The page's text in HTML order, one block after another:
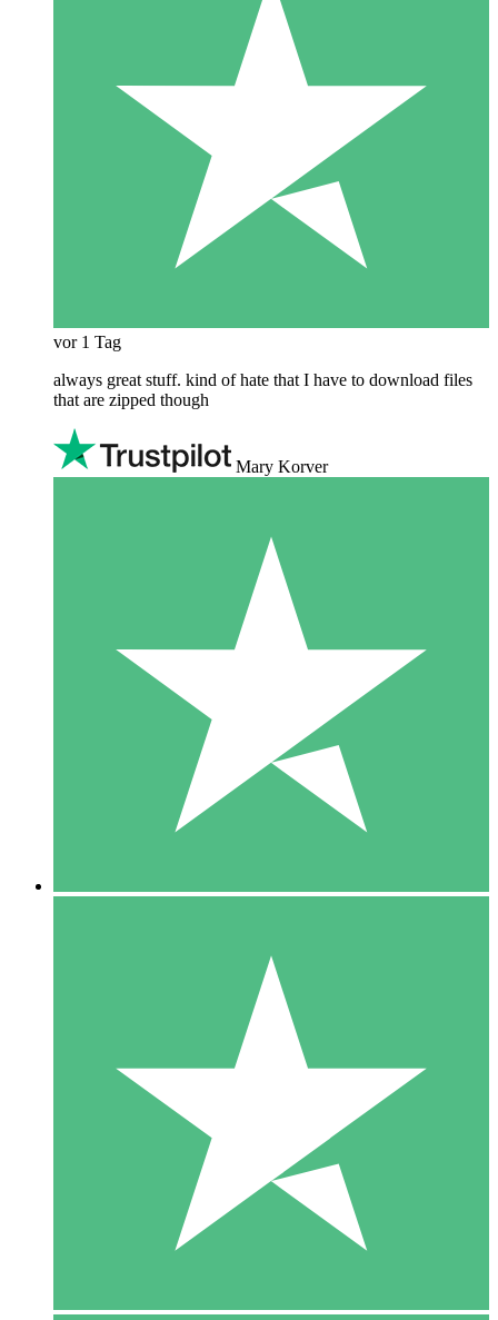
vor 1 Tag
always great stuff. kind of hate that I have to download files
that are zipped though
Mary Korver